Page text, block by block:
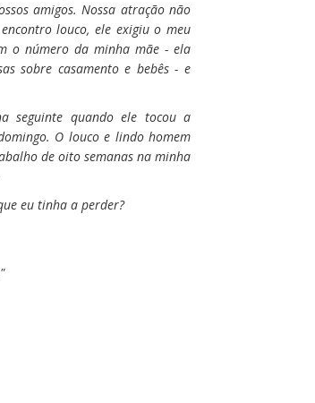
amigos. Nossa atração não
louco, ele exigiu o meu
o número da minha mãe - ela
sobre casamento e bebês - e
seguinte quando ele tocou a
O louco e lindo homem
de oito semanas na minha
eu tinha a perder?